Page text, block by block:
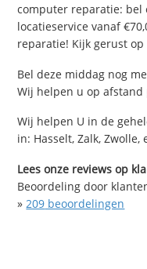
computer reparatie: bel
locatieservice vanaf
reparatie! Kijk gerust
Bel deze middag nog
Wij helpen u op
Wij helpen U in de
in: Hasselt, Zalk,
Lees onze reviews op
Beoordeling door
»209 beoordelingen